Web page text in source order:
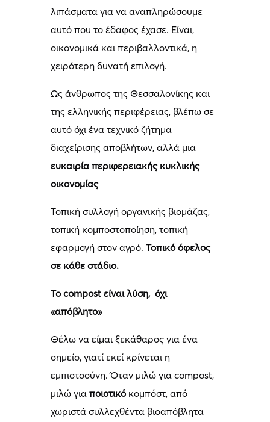
λιπάσματα για να αναπληρώσουμε
αυτό που το έδαφος έχασε. Είναι,
οικονομικά και περιβαλλοντικά, η
χειρότερη δυνατή επιλογή.
Ως άνθρωπος της Θεσσαλονίκης και
της ελληνικής περιφέρειας, βλέπω σε
αυτό όχι ένα τεχνικό ζήτημα
διαχείρισης αποβλήτων, αλλά μια
ευκαιρία περιφερειακής κυκλικής
οικονομίας
Τοπική συλλογή οργανικής βιομάζας,
τοπική κομποστοποίηση, τοπική
εφαρμογή στον αγρό.Τοπικό όφελος
σε κάθε στάδιο.
Τοcompost είναι λύση, όχι
«απόβλητο»
Θέλω να είμαι ξεκάθαρος για ένα
σημείο, γιατί εκεί κρίνεται η
εμπιστοσύνη. Όταν μιλώ για compost,
μιλώ γιαποιοτικόκομπόστ, από
χωριστά συλλεχθέντα βιοαπόβλητα